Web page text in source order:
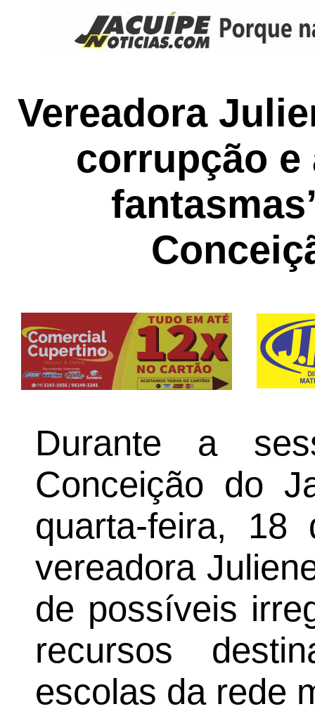
Vereadora
corrupção e
Durante a
Conceição do
quarta-feira,
vereadora
de possíveis
recursos
escolas da rede